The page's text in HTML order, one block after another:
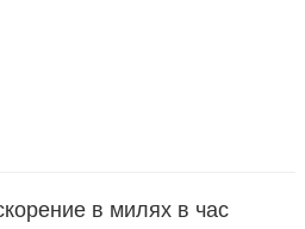
в милях в час